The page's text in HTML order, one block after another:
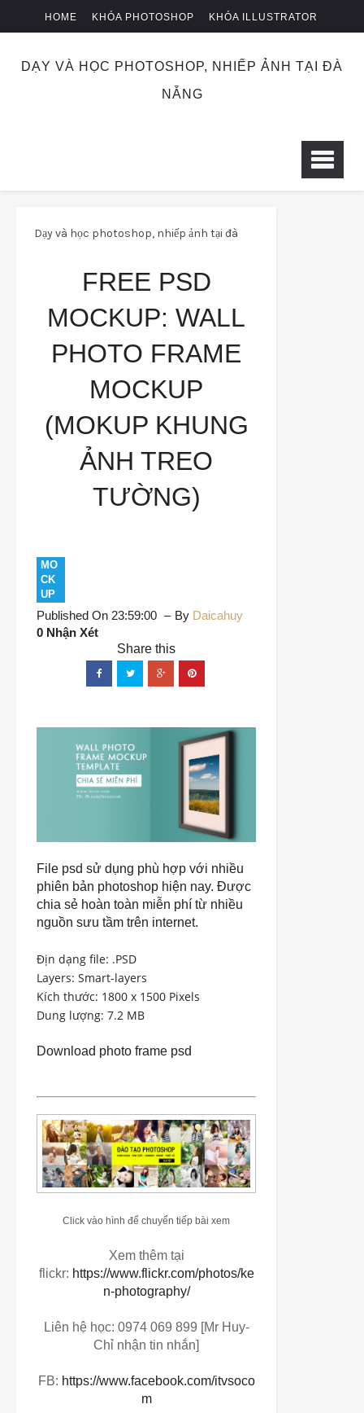
HOME KHÓA PHOTOSHOP KHÓA ILLUSTRATOR
DẠY VÀ HỌC PHOTOSHOP, NHIẾP ẢNH TẠI ĐÀ
NẴNG
Dạy và học photoshop, nhiếp ảnh tại đà
mockup psd Free psd
khung ảnh treo tường)
FREE PSD
MOCKUP: WALL
PHOTO FRAME
MOCKUP
(MOKUP KHUNG
ẢNH TREO
TƯỜNG)
MO
CK
UP
Published On 23:59:00 By Daicahuy
0 Nhận Xét
File psd sử dụng phù hợp với nhiều
phiên bản photoshop hiện nay. Được
chia sẻ hoàn toàn miễn phí từ nhiều
nguồn sưu tầm trên internet.
Địn dạng file: .PSD
Layers: Smart-layers
Kích thước: 1800 x 1500 Pixels
Dung lượng: 7.2 MB
Download photo frame psd
Click vào hình để chuyển tiếp bài xem
Xem thêm tại
flickr: https://www.flickr.com/photos/ke
n-photography/
Liên hệ học: 0974 069 899 [Mr Huy-
Chỉ nhận tin nhắn]
FB: https://www.facebook.com/itvsoco
m